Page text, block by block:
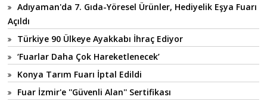
Adıyaman'da 7. Gıda-Yöresel Ürünler, Hediyelik Eşya Fuarı
Açıldı
Türkiye 90 Ülkeye Ayakkabı İhraç Ediyor
‘Fuarlar Daha Çok Hareketlenecek’
Konya Tarım Fuarı İptal Edildi
Fuar İzmir'e ''Güvenli Alan'' Sertifikası